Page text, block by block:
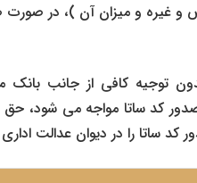
و غیره و میزان آن )، در
توجیه کافی از جانب بانک
کد ساتا مواجه می شود، حق
ساتا را در دیوان عدالت